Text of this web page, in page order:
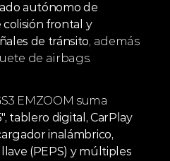
autónomo de
frontal y
de tránsito, además
de airbags.
tablero digital, CarPlay
inalámbrico,
(PEPS) y múltiples